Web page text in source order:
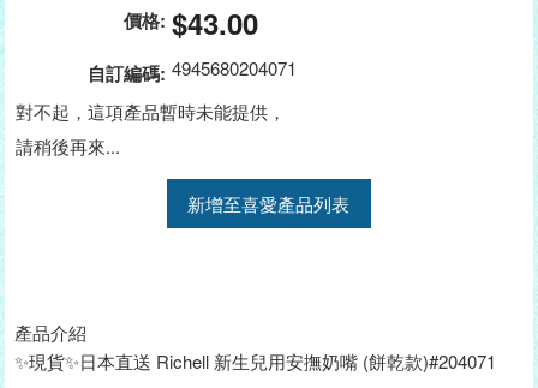
價格: $43.00
自訂編碼: 4945680204071
對不起，這項產品暫時未能提供，
請稍後再來...
新增至喜愛產品列表
產品介紹
✨現貨✨日本直送 Richell 新生兒用安撫奶嘴 (餅乾款)#204071